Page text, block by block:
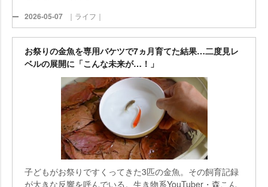
2026-05-07 ｜ライフ｜
お祭りの金魚を専用バケツで7ヵ月育てた結果…二度見レ
ベルの展開に「こんな未来が…！」
子どもがお祭りですくってきた3匹の金魚。その飼育記録
が大きな反響を呼んでいる。生き物系YouTuber・森こん